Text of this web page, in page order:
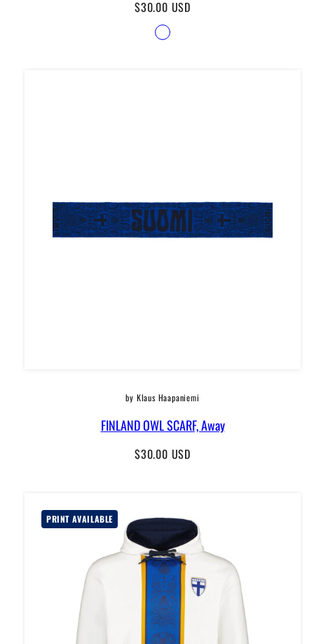
Regular
$30.00 USD
Available
Dark
by Klaus Haapaniemi
FINLAND OWL SCARF, Away
Regular
$30.00 USD
PRINT AVAILABLE